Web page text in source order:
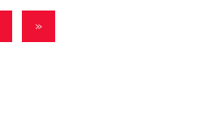
Articles
suivants
»